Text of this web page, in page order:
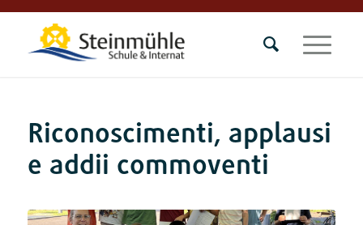
Riconoscimenti, applausi
e addii commoventi